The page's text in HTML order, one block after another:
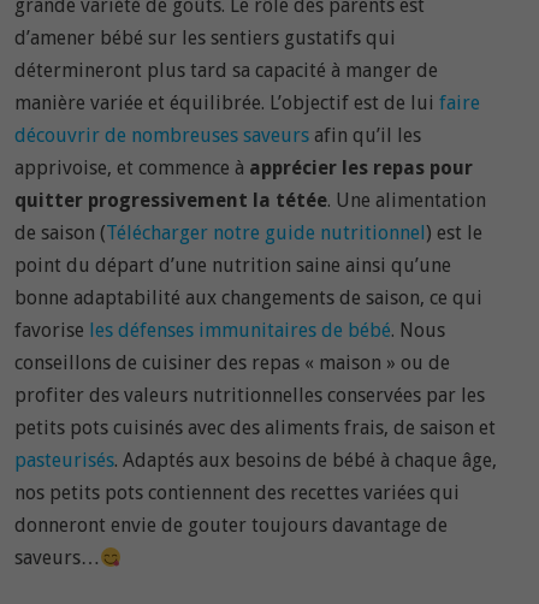
grande variété de goûts. Le rôle des parents est
d’amener bébé sur les sentiers gustatifs qui
détermineront plus tard sa capacité à manger de
manière variée et équilibrée. L’objectif est de luifaire
découvrir de nombreuses saveurs afin qu’il les
apprivoise, et commence à apprécier les repas pour
quitter progressivement la tétée. Une alimentation
de saison (Télécharger notre guide nutritionnel) est le
point du départ d’une nutrition saine ainsi qu’une
bonne adaptabilité aux changements de saison, ce qui
favorise les défenses immunitaires de bébé. Nous
conseillons de cuisiner des repas « maison » ou de
profiter des valeurs nutritionnelles conservées par les
petits pots cuisinés avec des aliments frais, de saison et
pasteurisés. Adaptés aux besoins de bébé à chaque âge,
nos petits pots contiennent des recettes variées qui
donneront envie de gouter toujours davantage de
saveurs…